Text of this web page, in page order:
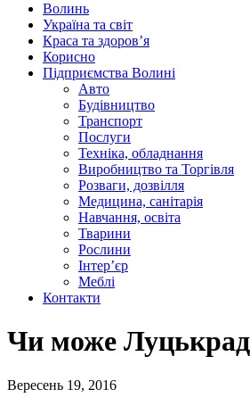
Волинь
Україна та світ
Краса та здоров’я
Корисно
Підприємства Волині
Авто
Будівництво
Транспорт
Послуги
Техніка, обладнання
Виробництво та Торгівля
Розваги, дозвілля
Медицина, санітарія
Навчання, освіта
Тварини
Рослини
Інтер’єр
Меблі
Контакти
Чи може
Вересень 19, 2016